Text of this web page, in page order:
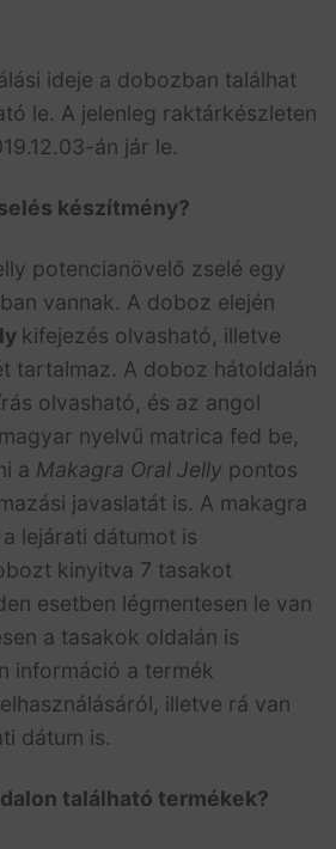
ideje a dobozban találhat
le. A jelenleg raktárkészleten
án jár le.
készítmény?
potencianövelő zselé egy
vannak. A doboz elején
kifejezés olvasható, illetve
tartalmaz. A doboz hátoldalán
olvasható, és az angol
nyelvű matrica fed be,
a Makagra Oral Jelly pontos
javaslatát is. A makagra
lejárati dátumot is
kinyitva 7 tasakot
esetben légmentesen le van
a tasakok oldalán is
információ a termék
illetve rá van
dátum is.
található termékek?